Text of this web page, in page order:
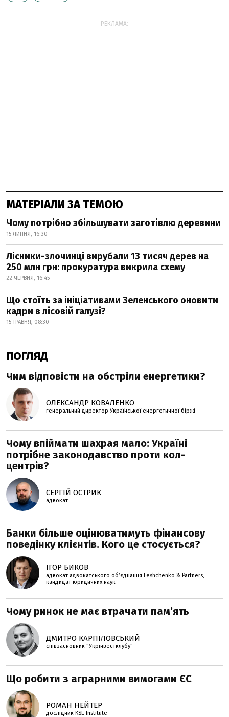
РЕКЛАМА:
МАТЕРІАЛИ ЗА ТЕМОЮ
Чому потрібно збільшувати заготівлю деревини
15 ЛИПНЯ, 16:30
Лісники-злочинці вирубали 13 тисяч дерев на
250 млн грн: прокуратура викрила схему
22 ЧЕРВНЯ, 16:45
Що стоїть за ініціативами Зеленського оновити
кадри в лісовій галузі?
15 ТРАВНЯ, 08:30
ПОГЛЯД
Чим відповісти на обстріли енергетики?
ОЛЕКСАНДР КОВАЛЕНКО
генеральний директор Української енергетичної біржі
Чому впіймати шахрая мало: Україні
потрібне законодавство проти кол-
центрів?
СЕРГІЙ ОСТРИК
адвокат
Банки більше оцінюватимуть фінансову
поведінку клієнтів. Кого це стосується?
ІГОР БИКОВ
адвокат адвокатського об’єднання Leshchenko & Partners,
кандидат юридичних наук
Чому ринок не має втрачати пам’ять
ДМИТРО КАРПІЛОВСЬКИЙ
співзасновник "Укрінвестклубу"
Що робити з аграрними вимогами ЄС
РОМАН НЕЙТЕР
дослідник KSE Institute